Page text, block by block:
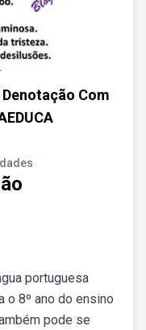
Com
portuguesa
o 8º ano do ensino
pode se